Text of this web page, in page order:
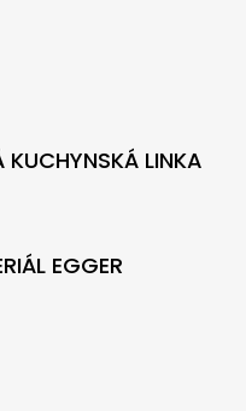
LINKA
EGGER